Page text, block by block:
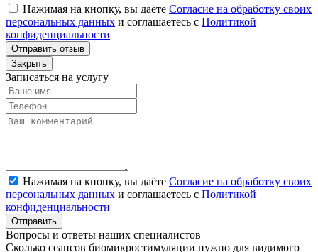
Нажимая на кнопку, вы даёте Согласие на обработку своих
персональных данных и соглашаетесь с Политикой
конфиденциальности
Отправить отзыв
Закрыть
Записаться на услугу
Нажимая на кнопку, вы даёте Согласие на обработку своих
персональных данных и соглашаетесь с Политикой
конфиденциальности
Отправить
Вопросы и ответы наших специалистов
Сколько сеансов биомикростимуляции нужно для видимого